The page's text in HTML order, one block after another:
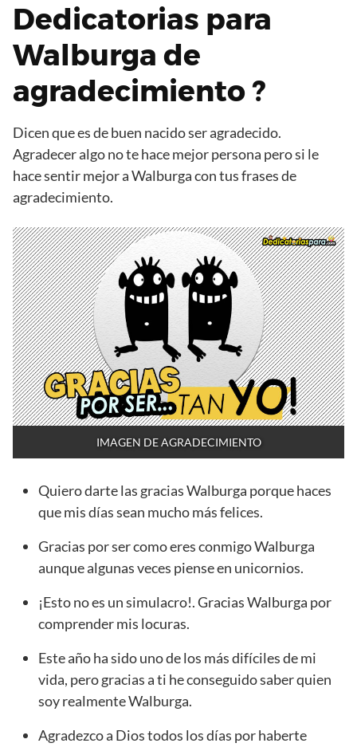
Dedicatorias para
Walburga de
agradecimiento ?
Dicen que es de buen nacido ser agradecido.
Agradecer algo no te hace mejor persona pero si le
hace sentir mejor a Walburga con tus frases de
agradecimiento.
IMAGEN DE AGRADECIMIENTO
Quiero darte las gracias Walburga porque haces
que mis días sean mucho más felices.
Gracias por ser como eres conmigo Walburga
aunque algunas veces piense en unicornios.
¡Esto no es un simulacro!. Gracias Walburga por
comprender mis locuras.
Este año ha sido uno de los más difíciles de mi
vida, pero gracias a ti he conseguido saber quien
soy realmente Walburga.
Agradezco a Dios todos los días por haberte